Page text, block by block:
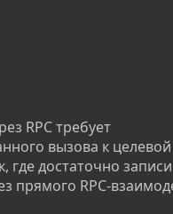
RPC требует
вызова к
где достаточно
прямого RPC-